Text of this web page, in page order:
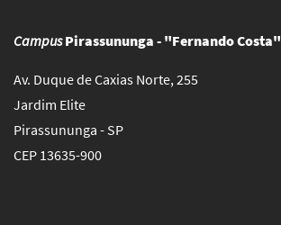
CampusPirassununga - "Fernando Costa"
Av. Duque de Caxias Norte, 255
Jardim Elite
Pirassununga - SP
CEP 13635-900